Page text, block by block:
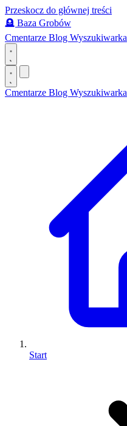
Przeskocz do głównej treści
🪦 Baza Grobów
Cmentarze Blog Wyszukiwarka
Cmentarze Blog Wyszukiwarka
Start